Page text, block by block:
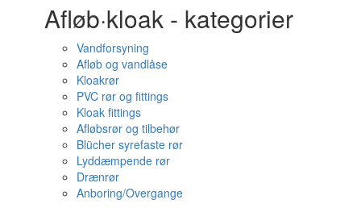
Afløb·kloak - kategorier
Vandforsyning
Afløb og vandlåse
Kloakrør
PVC rør og fittings
Kloak fittings
Afløbsrør og tilbehør
Blücher syrefaste rør
Lyddæmpende rør
Drænrør
Anboring/Overgange